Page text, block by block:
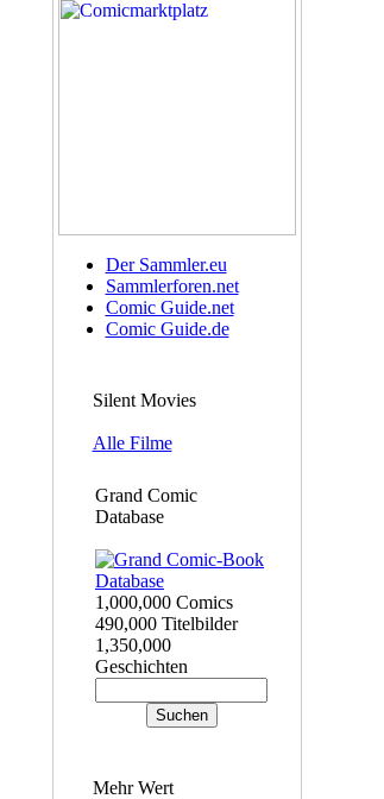
Der Sammler.eu
Sammlerforen.net
Comic Guide.net
Comic Guide.de
Silent Movies
Alle Filme
Grand Comic
Database
1,000,000 Comics
490,000 Titelbilder
1,350,000
Geschichten
Mehr Wert